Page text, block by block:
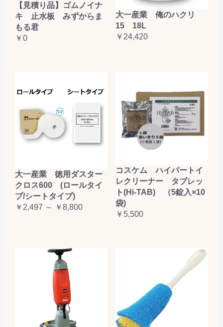
【見積り品】ゴムノイナ
キ 止水板 みずからま
もる君
￥0
大一産業 俺のハクリ
15 18L
￥24,420
大一産業 徳用ダスター
クロス600 (ロールタイ
プ/シートタイプ)
￥2,497 ～ ￥8,800
コスケム ハイパートイ
レクリーナー タブレッ
ト(Hi-TAB) （5錠入×10
袋)
￥5,500